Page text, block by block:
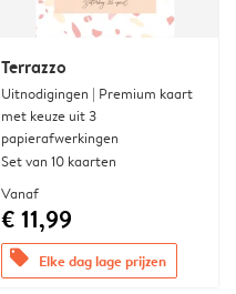
Terrazzo
Uitnodigingen | Premium kaart
met keuze uit 3
papierafwerkingen
Set van 10 kaarten
Vanaf
€ 11,99
offers Elke dag lage prijzen